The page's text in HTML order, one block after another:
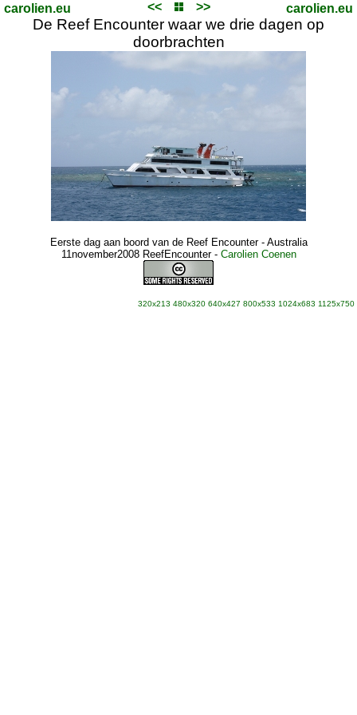
carolien.eu << >> carolien.eu
De Reef Encounter waar we drie dagen op
doorbrachten
Eerste dag aan boord van de Reef Encounter - Australia
11november2008 ReefEncounter- Carolien Coenen
320x213 480x320 640x427 800x533 1024x683 1125x750